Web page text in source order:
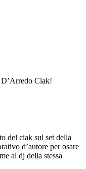
Ciak!
del ciak sul set della
d’autore per osare
al dj della stessa